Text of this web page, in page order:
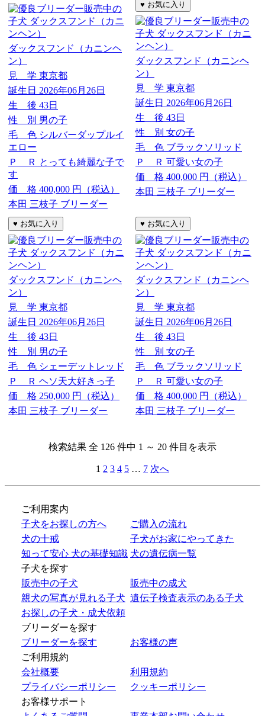
ダックスフンド（カニンヘ
ン）
見 学 東京都
誕生日 2026年06月26日
生 後 43日
性 別 男の子
毛 色 シルバーダップルイ
エロー
Ｐ Ｒ とっても綺麗な子で
す
価 格 400,000 円（税込）
本田 三枝子 ブリーダー
ダックスフンド（カニンヘ
ン）
見 学 東京都
誕生日 2026年06月26日
生 後 43日
性 別 女の子
毛 色 ブラックソリッド
Ｐ Ｒ 可愛い女の子
価 格 400,000 円（税込）
本田 三枝子 ブリーダー
ダックスフンド（カニンヘ
ン）
見 学 東京都
誕生日 2026年06月26日
生 後 43日
性 別 男の子
毛 色 シェーデットレッド
Ｐ Ｒ ヘソ天大好きっ子
価 格 250,000 円（税込）
本田 三枝子 ブリーダー
ダックスフンド（カニンヘ
ン）
見 学 東京都
誕生日 2026年06月26日
生 後 43日
性 別 女の子
毛 色 ブラックソリッド
Ｐ Ｒ 可愛い女の子
価 格 400,000 円（税込）
本田 三枝子 ブリーダー
検索結果 全 126 件中 1 ～ 20 件目を表示
1 2 3 4 5 … 7 次へ
ご利用案内
子犬をお探しの方へ
ご購入の流れ
犬の十戒
子犬がお家にやってきた
知って安心 犬の基礎知識 犬の遺伝病一覧
子犬を探す
販売中の子犬
販売中の成犬
親犬の写真が見れる子犬 遺伝子検査表示のある子犬
お探しの子犬・成犬依頼
ブリーダーを探す
ブリーダーを探す
お客様の声
ご利用規約
会社概要
利用規約
プライバシーポリシー
クッキーポリシー
お客様サポート